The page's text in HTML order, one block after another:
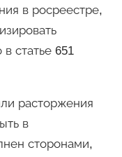
в росреестре,
статье 651
расторжения
в
сторонами,